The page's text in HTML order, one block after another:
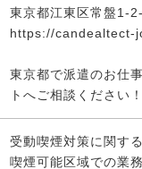
東京都江東区常盤1-
https://candealtect-
東京都で派遣のお仕
トへご相談ください！
受動喫煙対策に関す
喫煙可能区域での業